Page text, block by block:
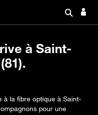
à Saint-
à la fibre optique à Saint-
pour une